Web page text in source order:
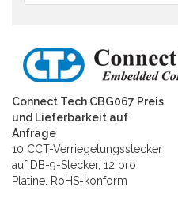
Connect Tech CBG067 Preis
und Lieferbarkeit auf
Anfrage
10 CCT-Verriegelungsstecker
auf DB-9-Stecker, 12 pro
Platine. RoHS-konform